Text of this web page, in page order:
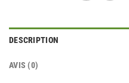
DESCRIPTION
AVIS (0)